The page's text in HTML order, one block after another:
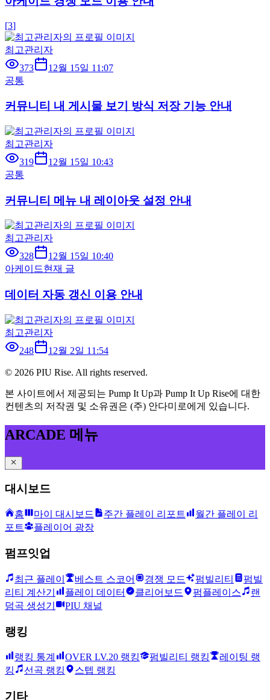
[3]
최고관리자
373
12월 15일 11:07
공통
커뮤니티 내 게시물 보기 방식 저장 기능 안내
최고관리자
319
12월 15일 10:43
공통
커뮤니티 메뉴 내 레이아웃 설정 안내
최고관리자
328
12월 15일 10:40
아케이드현재 글
데이터 자동 갱신 이용 안내
최고관리자
248
12월 2일 11:54
© 2026 PIU Rise. All rights reserved.
본 사이트에서 제공되는 Pump It Up과 Pump It Up Rise에 대한
컨텐츠의 저작권 및 소유권은 (주) 안다미로에게 있습니다.
ARCADE 메뉴
대시보드
홈 마이 대시보드 주간 플레이 리포트
월간 플레이 리
포트
플레이어 광장
펌프잇업
최근 플레이 베스트 스코어 경쟁 모드 펌빌리티
펌빌
리티 계산기
플레이 데이터 클리어보드 펌플레이스
랜
덤곡 생성기
PIU 채널
랭킹
랭킹 통계 OVER LV.20 랭킹 펌빌리티 랭킹
레이팅 랭
킹
선곡 랭킹 스텝 랭킹
기타